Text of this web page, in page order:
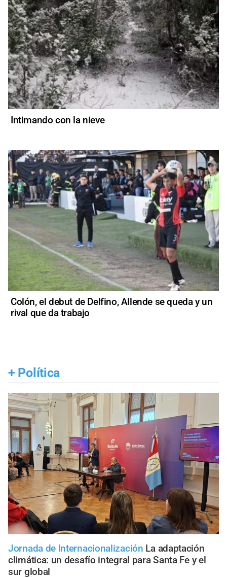
Intimando con la nieve
Colón, el debut de Delfino, Allende se queda y un
rival que da trabajo
+ Política
Jornada de Internacionalización La adaptación
climática: un desafío integral para Santa Fe y el
sur global